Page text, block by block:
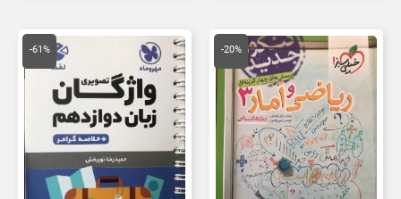
-20%
قیمت
اصلی
60,000 تومان
بود.
قیمت
فعلی
48,000 تومان
-61%
قیمت
160,000 تومان
بود.
قیمت
فعلی
است.